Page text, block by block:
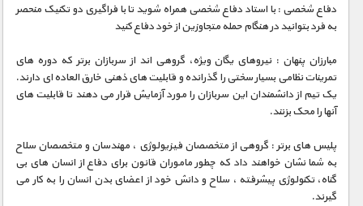
فرهنگ / هنر
کیهان / نجوم
گردشگری
ماورایی
مسابقات / ورزشی
مستند های اختصاصی
دفاع شخصی : با استاد دفاع شخصی همراه شوید تا با فراگیری دو تکنیک منحصر
به فرد بتوانید در هنگام حمله متجاوزین از خود دفاع کنید
مبارزان پنهان : نیروهای یگان ویژه، گروهی اند از سربازان برتر که دوره های
تمرینات نظامی بسیار سختی را گذرانده و قابلیت های ذهنی خارق العاده ای دارند.
یک تیم از دانشمندان این سربازان را مورد آزمایش قرار می دهند تا قابلیت های
آنها را محک بزنند.
پلیس های برتر : گروهی از متخصصان فیزیولوژی ، مهندسان و متخصصان سلاح
به شما نشان خواهند داد که چطور ماموران قانون برای دفاع از انسان های بی
گناه، تکنولوژی پیشرفته ، سلاح و دانش خود از اعضای بدن انسان را به کار می
گیرند.